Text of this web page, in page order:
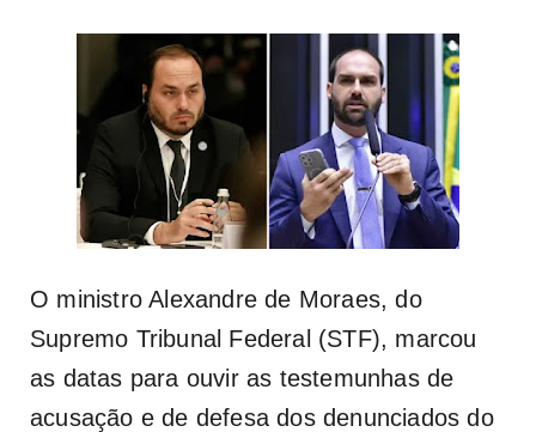
O ministro Alexandre de Moraes, do
Supremo Tribunal Federal (STF), marcou
as datas para ouvir as testemunhas de
acusação e de defesa dos denunciados do